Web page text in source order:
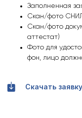
Заполненная
Скан/фото
Скан/фото
аттестат)
Фото для
фон, лицо
Скачать